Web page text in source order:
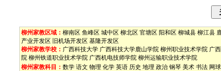
柳州家教区域： 柳南区 鱼峰区 城中区 柳北区 官塘区 阳和区 柳城县 柳江县
产业开发区
旧机场开发区 基隆开发区
柳州家教学校： 广西科技大学 广西科技大学鹿山学院 柳州职业技术学院 广
院 柳州铁道职业技术学院 广西机电技师学院 柳州运输职业技术学院
柳州家教科目： 数学 语文 物理 化学 英语 历史 地理 政治 钢琴 美术 书法 网球